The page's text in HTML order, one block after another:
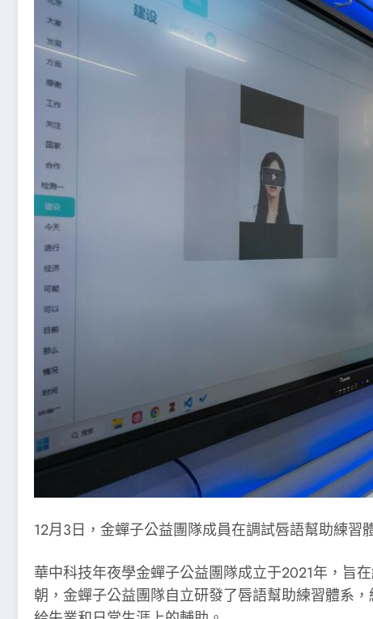
12月3日，金蟬子公益團隊成員在調試唇語幫助練習
華中科技年夜學金蟬子公益團隊成立于2021年，旨
朝，金蟬子公益團隊自立研發了唇語幫助練習體系，